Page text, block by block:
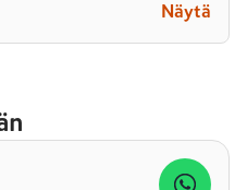
Näytä